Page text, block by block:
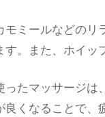
ミールなどの
。また、ホイッ
ったマッサージ
くなることで